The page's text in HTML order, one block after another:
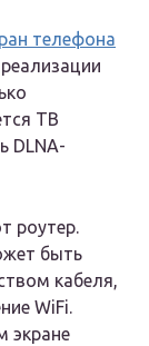
телефона
ТВ
DLNA-
роутер.
быть
кабеля,
WiFi.
экране